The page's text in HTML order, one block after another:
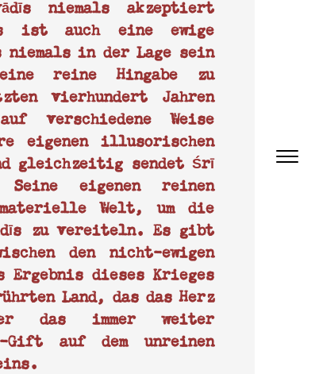
niemals akzeptiert
ist auch eine ewige
niemals in der Lage sein
reine Hingabe zu
vierhundert Jahren
verschiedene Weise
eigenen illusorischen
gleichzeitig sendet Śrī
Seine eigenen reinen
Welt, um die
zu vereiteln. Es gibt
den nicht-ewigen
Ergebnis dieses Krieges
Land, das das Herz
das immer weiter
Gift auf dem unreinen